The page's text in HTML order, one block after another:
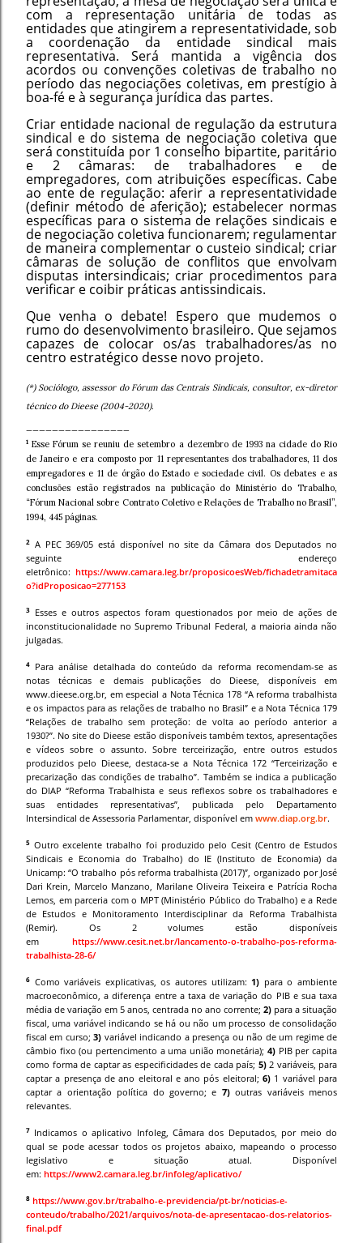
com a representação unitária de todas as
entidades que atingirem a representatividade, sob
a coordenação da entidade sindical mais
representativa. Será mantida a vigência dos
acordos ou convenções coletivas de trabalho no
período das negociações coletivas, em prestígio à
boa-fé e à segurança jurídica das partes.
Criar entidade nacional de regulação da estrutura
sindical e do sistema de negociação coletiva que
será constituída por 1 conselho bipartite, paritário
e 2 câmaras: de trabalhadores e de
empregadores, com atribuições específicas. Cabe
ao ente de regulação: aferir a representatividade
(definir método de aferição); estabelecer normas
específicas para o sistema de relações sindicais e
de negociação coletiva funcionarem; regulamentar
de maneira complementar o custeio sindical; criar
câmaras de solução de conflitos que envolvam
disputas intersindicais; criar procedimentos para
verificar e coibir práticas antissindicais.
Que venha o debate! Espero que mudemos o
rumo do desenvolvimento brasileiro. Que sejamos
capazes de colocar os/as trabalhadores/as no
centro estratégico desse novo projeto.
(*) Sociólogo, assessor do Fórum das Centrais Sindicais, consultor, ex-diretor
técnico do Dieese (2004-2020).
1 Esse Fórum se reuniu de setembro a dezembro de 1993 na cidade do Rio
de Janeiro e era composto por 11 representantes dos trabalhadores, 11 dos
empregadores e 11 de órgão do Estado e sociedade civil. Os debates e as
conclusões estão registrados na publicação do Ministério do Trabalho,
“Fórum Nacional sobre Contrato Coletivo e Relações de Trabalho no Brasil”,
1994, 445 páginas.
2
A PEC 369/05 está disponível no site da Câmara dos Deputados no
seguinte endereço
eletrônico: https://www.camara.leg.br/proposicoesWeb/fichadetramitaca
o?idProposicao=277153
3
Esses e outros aspectos foram questionados por meio de ações de
inconstitucionalidade no Supremo Tribunal Federal, a maioria ainda não
julgadas.
4
Para análise detalhada do conteúdo da reforma recomendam-se as
notas técnicas e demais publicações do Dieese, disponíveis em
www.dieese.org.br, em especial a Nota Técnica 178 “A reforma trabalhista
e os impactos para as relações de trabalho no Brasil” e a Nota Técnica 179
“Relações de trabalho sem proteção: de volta ao período anterior a
1930?”. No site do Dieese estão disponíveis também textos, apresentações
e vídeos sobre o assunto. Sobre terceirização, entre outros estudos
produzidos pelo Dieese, destaca-se a Nota Técnica 172 “Terceirização e
precarização das condições de trabalho”. Também se indica a publicação
do DIAP “Reforma Trabalhista e seus reflexos sobre os trabalhadores e
suas entidades representativas”, publicada pelo Departamento
Intersindical de Assessoria Parlamentar, disponível em www.diap.org.br.
5 Outro excelente trabalho foi produzido pelo Cesit (Centro de Estudos
Sindicais e Economia do Trabalho) do IE (Instituto de Economia) da
Unicamp: “O trabalho pós reforma trabalhista (2017)”, organizado por José
Dari Krein, Marcelo Manzano, Marilane Oliveira Teixeira e Patrícia Rocha
Lemos, em parceria com o MPT (Ministério Público do Trabalho) e a Rede
de Estudos e Monitoramento Interdisciplinar da Reforma Trabalhista
(Remir). Os 2 volumes estão disponíveis
em https://www.cesit.net.br/lancamento-o-trabalho-pos-reforma-
trabalhista-28-6/
6 Como variáveis explicativas, os autores utilizam: 1) para o ambiente
macroeconômico, a diferença entre a taxa de variação do PIB e sua taxa
média de variação em 5 anos, centrada no ano corrente; 2) para a situação
fiscal, uma variável indicando se há ou não um processo de consolidação
fiscal em curso;3) variável indicando a presença ou não de um regime de
câmbio fixo (ou pertencimento a uma união monetária);4) PIB per capita
como forma de captar as especificidades de cada país; 5)2 variáveis, para
captar a presença de ano eleitoral e ano pós eleitoral;6) 1 variável para
captar a orientação política do governo; e 7)outras variáveis menos
relevantes.
7 Indicamos o aplicativo Infoleg, Câmara dos Deputados, por meio do
qual se pode acessar todos os projetos abaixo, mapeando o processo
legislativo e situação atual. Disponível
em: https://www2.camara.leg.br/infoleg/aplicativo/
8 https://www.gov.br/trabalho-e-previdencia/pt-br/noticias-e-
conteudo/trabalho/2021/arquivos/nota-de-apresentacao-dos-relatorios-
final.pdf